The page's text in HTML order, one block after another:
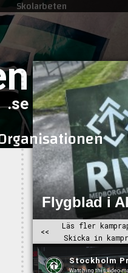
Skolarbeten
.se